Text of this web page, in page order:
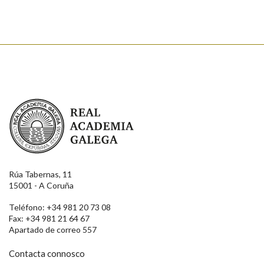
Real Academia Galega
Rúa Tabernas, 11
15001 - A Coruña
Teléfono: +34 981 20 73 08
Fax: +34 981 21 64 67
Apartado de correo 557
Contacta connosco